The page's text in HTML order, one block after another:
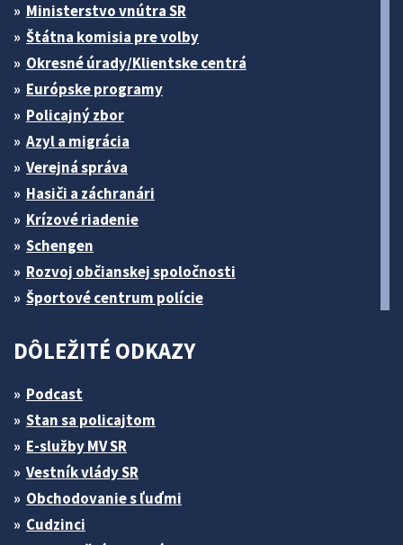
Ministerstvo vnútra SR
Štátna komisia pre volby
Okresné úrady/Klientske centrá
Európske programy
Policajný zbor
Azyl a migrácia
Verejná správa
Hasiči a záchranári
Krízové riadenie
Schengen
Rozvoj občianskej spoločnosti
Športové centrum polície
DÔLEŽITÉ ODKAZY
Podcast
Stan sa policajtom
E-služby MV SR
Vestník vlády SR
Obchodovanie s ľuďmi
Cudzinci